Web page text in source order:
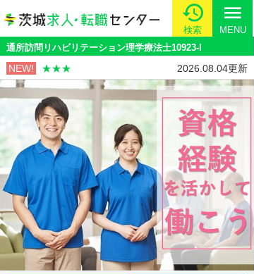
検索
menu
MENU
通所訪問リハビリテーション理学療法士10923-l
NEW! ★★★ 2026.08.04更新